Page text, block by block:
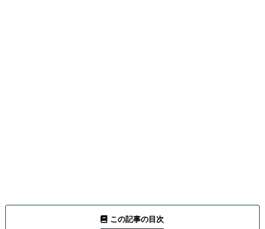
この記事の目次